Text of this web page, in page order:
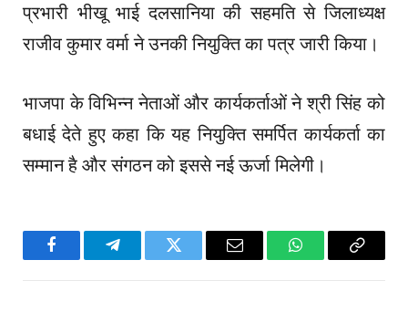
प्रभारी भीखू भाई दलसानिया की सहमति से जिलाध्यक्ष
राजीव कुमार वर्मा ने उनकी नियुक्ति का पत्र जारी किया।
भाजपा के विभिन्न नेताओं और कार्यकर्ताओं ने श्री सिंह को
बधाई देते हुए कहा कि यह नियुक्ति समर्पित कार्यकर्ता का
सम्मान है और संगठन को इससे नई ऊर्जा मिलेगी।
FacebookTelegramTwitter Email WhatsAppCopy